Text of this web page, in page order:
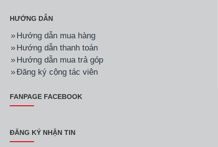
HƯỚNG DẪN
Hướng dẫn mua hàng
Hướng dẫn thanh toán
Hướng dẫn mua trả góp
Đăng ký cộng tác viên
FANPAGE FACEBOOK
ĐĂNG KÝ NHẬN TIN